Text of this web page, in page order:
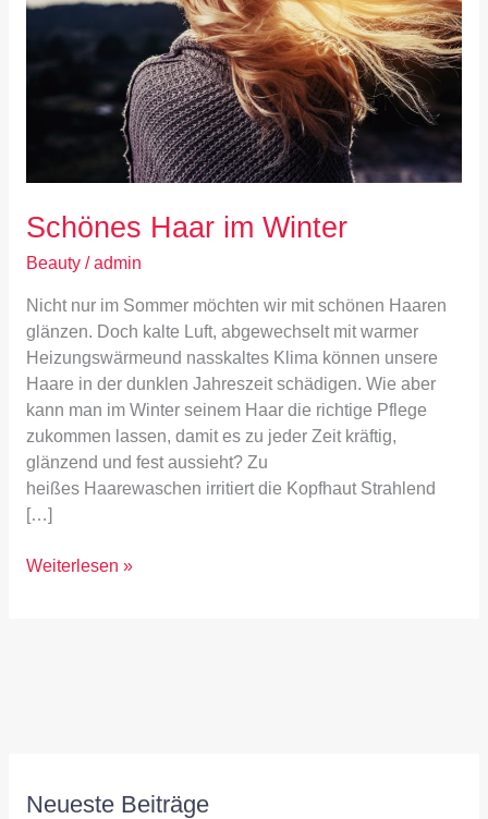
Schönes Haar im Winter
Beauty/admin
Nicht nur im Sommer möchten wir mit schönen Haaren
glänzen. Doch kalte Luft, abgewechselt mit warmer
Heizungswärmeund nasskaltes Klima können unsere
Haare in der dunklen Jahreszeit schädigen. Wie aber
kann man im Winter seinem Haar die richtige Pflege
zukommen lassen, damit es zu jeder Zeit kräftig,
glänzend und fest aussieht? Zu
heißes Haarewaschen irritiert die Kopfhaut Strahlend
[…]
Weiterlesen »
Neueste Beiträge